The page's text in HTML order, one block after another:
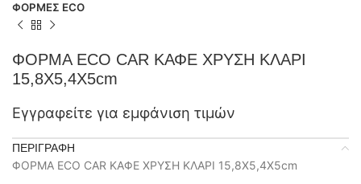
ΦΟΡΜΕΣ ECO
ΦΟΡΜΑ ECO CAR ΚΑΦΕ ΧΡΥΣΗ ΚΛΑΡΙ
15,8Χ5,4Χ5cm
Εγγραφείτε για εμφάνιση τιμών
ΠΕΡΙΓΡΑΦΉ
ΦΟΡΜΑ ECO CAR ΚΑΦΕ ΧΡΥΣΗ ΚΛΑΡΙ 15,8Χ5,4Χ5cm